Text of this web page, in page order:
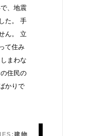
、地震
た。 手
ん。 立
て住み
まわな
住民の
かりで
建物